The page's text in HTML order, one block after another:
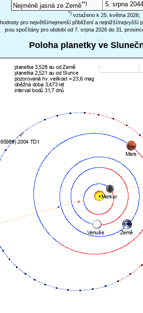
Nejméně jasná ze Země**) 5. srpna 2044
*) vztaženo k 25. května 2026;
hodnoty pro největší/nejmenší přiblížení a nejnižší/nejvyšší
jsou spočítány pro období od 7. srpna 2026 do 31.
Poloha planetky ve